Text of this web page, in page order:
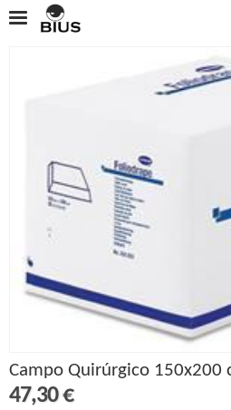
Campo Quirúrgico 150x200
47,30 €